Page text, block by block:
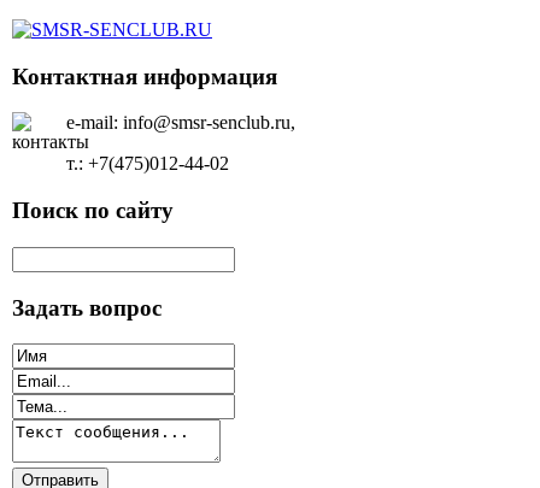
Контактная информация
e-mail: info@smsr-senclub.ru,
т.: +7(475)012-44-02
Поиск по сайту
Задать вопрос